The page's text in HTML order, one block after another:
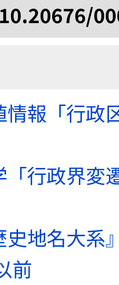
情報「行政
「行政界変
史地名大
前